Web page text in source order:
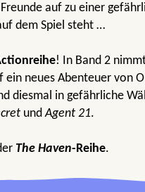
auf zu einer
dem Spiel steht …
! In Band 2
ein neues Abenteuer von
diesmal in gefährliche
undAgent 21.
The Haven-Reihe.